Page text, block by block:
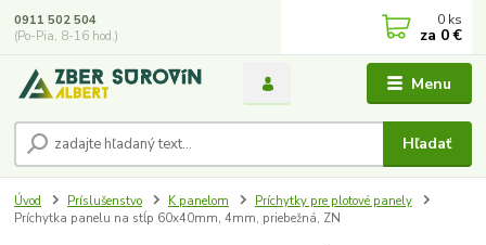
Menu
Hľadať
0911 502 504
(Po-Pia, 8-16 hod.)
0 ks
za 0 €
Úvod Príslušenstvo K panelom
Príchytky pre plotové panely
Príchytka panelu na stĺp 60x40mm, 4mm, priebežná, ZN